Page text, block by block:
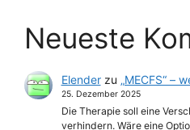
Neueste
Elenderzu „MECFS“ –
25. Dezember 2025
Die Therapie soll eine
verhindern. Wäre eine